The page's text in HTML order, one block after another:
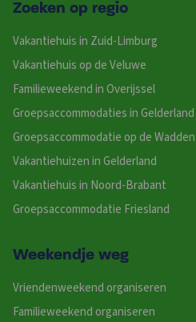
Zoeken op regio
Vakantiehuis in Zuid-Limburg
Vakantiehuis op de Veluwe
Familieweekend in Overijssel
Groepsaccommodaties in Gelderland
Groepsaccommodatie op de Wadden
Vakantiehuizen in Gelderland
Vakantiehuis in Noord-Brabant
Groepsaccommodatie Friesland
Weekendje weg
Vriendenweekend organiseren
Familieweekend organiseren